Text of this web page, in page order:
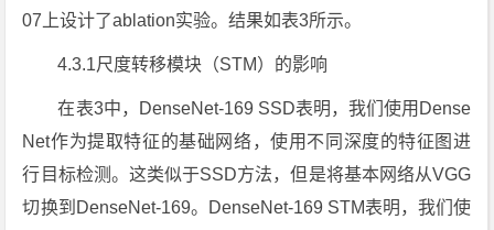
07上设计了ablation实验。结果如表3所示。
4.3.1尺度转移模块（STM）的影响
在表3中，DenseNet-169 SSD表明，我们使用Dense
Net作为提取特征的基础网络，使用不同深度的特征图进
行目标检测。这类似于SSD方法，但是将基本网络从VGG
切换到DenseNet-169。DenseNet-169 STM表明，我们使